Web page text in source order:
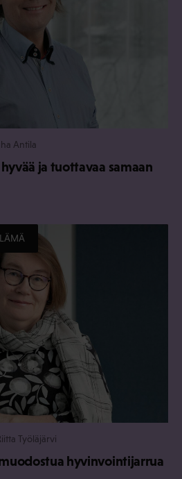
Antila
ja tuottavaa samaan
Työläjärvi
hyvinvointijarrua